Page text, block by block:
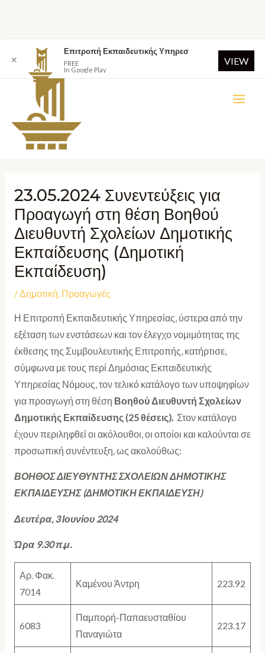
23.05.2024 Συνεντεύξεις για
Προαγωγή στη θέση Βοηθού
Διευθυντή Σχολείων Δημοτικής
Εκπαίδευσης (Δημοτική
Εκπαίδευση)
/Δημοτική, Προαγωγές
Η Επιτροπή Εκπαιδευτικής Υπηρεσίας, ύστερα από την
εξέταση των ενστάσεων και τον έλεγχο νομιμότητας της
έκθεσης της Συμβουλευτικής Επιτροπής, κατήρτισε,
σύμφωνα με τους περί Δημόσιας Εκπαιδευτικής
Υπηρεσίας Νόμους, τον τελικό κατάλογο των υποψηφίων
για προαγωγή στη θέση ΒοηθούΔιευθυντή Σχολείων
Δημοτικής Εκπαίδευσης (25 θέσεις). Στον κατάλογο
έχουν περιληφθεί οι ακόλουθοι, οι οποίοι και καλούνται σε
προσωπική συνέντευξη, ως ακολούθως:
ΒΟΗΘΟΣ ΔΙΕΥΘΥΝΤΗΣ ΣΧΟΛΕΙΩΝ ΔΗΜΟΤΙΚΗΣ
ΕΚΠΑΙΔΕΥΣΗΣ (ΔΗΜΟΤΙΚΗ ΕΚΠΑΙΔΕΥΣΗ)
Δευτέρα, 3 Ιουνίου 2024
Ώρα 9.30 π.μ.
Αρ. Φακ.
7014
Καμένου Άντρη 223.92
6083
Παμπορή-Παπαευσταθίου
Παναγιώτα
223.17
✕
Επιτροπή Εκπαιδευτικής Υπηρεσ
FREE
In Google Play
VIEW